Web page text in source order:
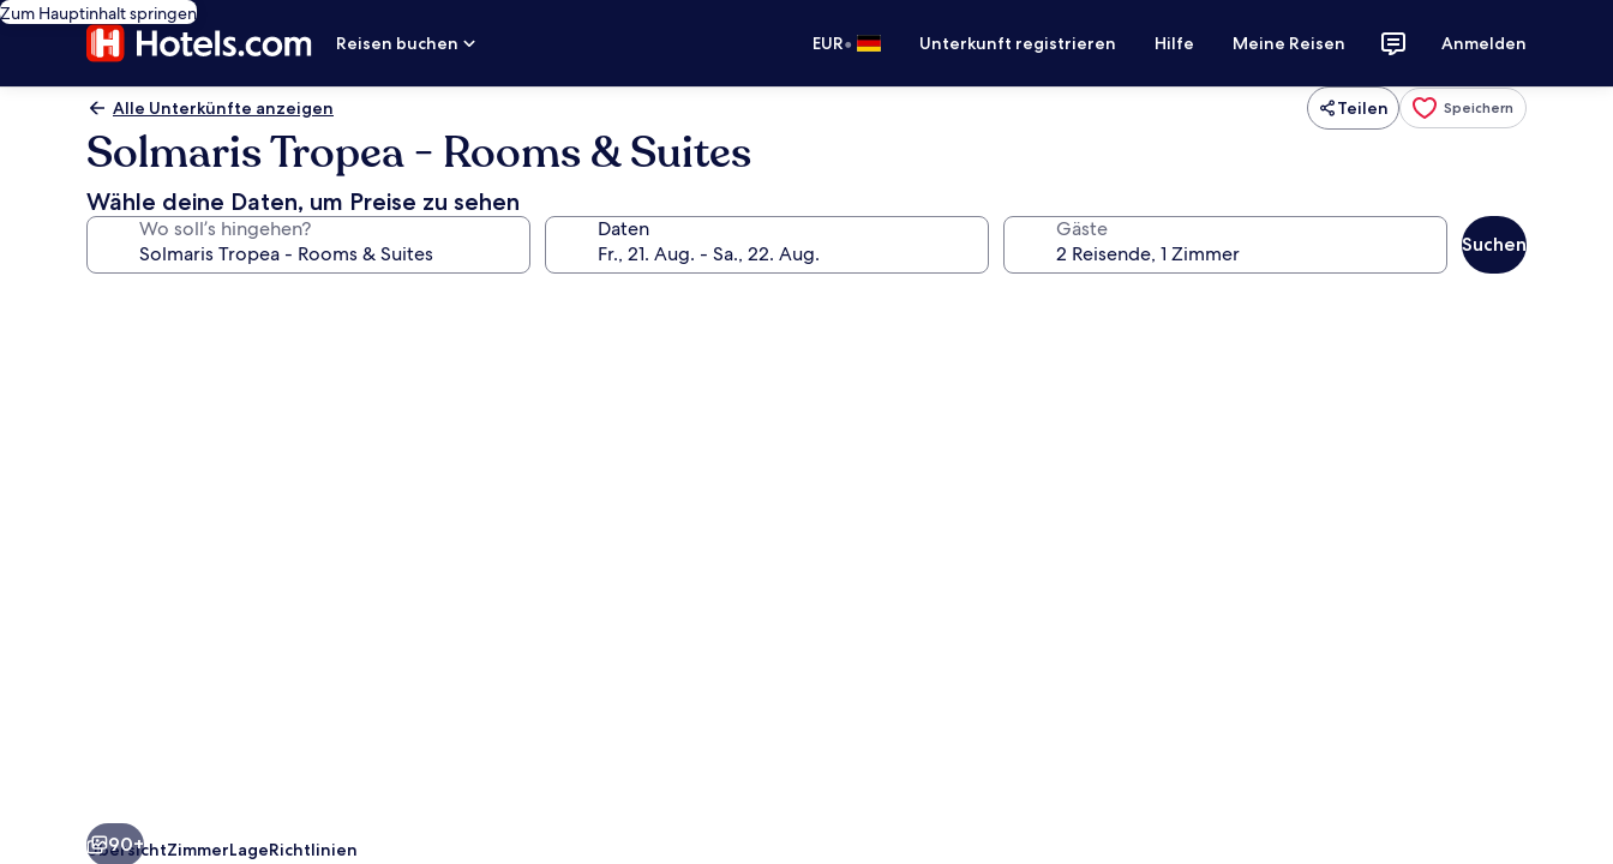
Zum Hauptinhalt springen
Reisen buchen
EUR• Unterkunft registrieren Hilfe Meine Reisen Anmelden
Alle Unterkünfte anzeigen Teilen Speichern
Solmaris Tropea - Rooms & Suites
Wähle deine Daten, um Preise zu sehen
Wo soll’s hingehen? Daten Gäste
Suchen
90+
ÜbersichtZimmerLageRichtlinien